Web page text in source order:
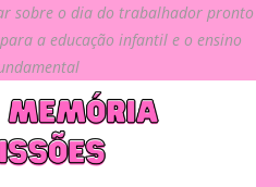
sobre o dia do trabalhador pronto
a educação infantil e o ensino